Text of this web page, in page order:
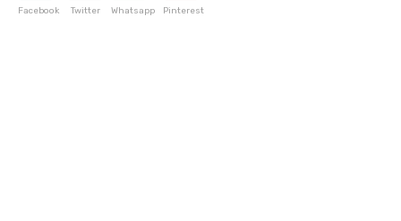
Facebook Twitter Whatsapp Pinterest